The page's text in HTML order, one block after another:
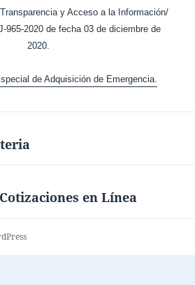
y Acceso a la Información/
965-2020 de fecha 03 de diciembre de
2020.
de Adquisición de Emergencia.
en Línea